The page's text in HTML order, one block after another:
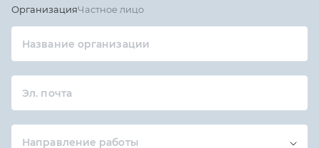
ОрганизацияЧастное лицо
Название организации
Эл. почта
Направление работы